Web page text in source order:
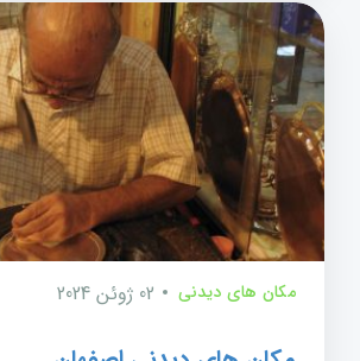
مکان های دیدنی 02 ژوئن 2024